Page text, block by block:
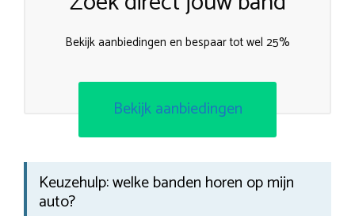
Bekijk aanbiedingen en bespaar tot wel 25%
Bekijk aanbiedingen
Keuzehulp: welke banden horen op mijn
auto?